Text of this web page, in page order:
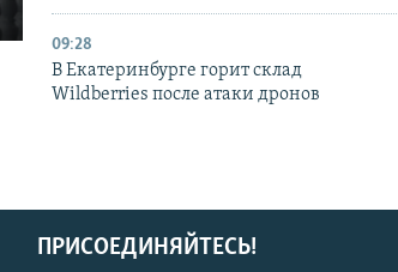
09:28
В Екатеринбурге горит склад
Wildberries после атаки дронов
ПРИСОЕДИНЯЙТЕСЬ!